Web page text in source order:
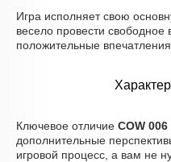
Игра исполняет свою
весело провести свободное
положительные впечатления.
Ключевое отличие COW
дополнительные
игровой процесс, а вам не